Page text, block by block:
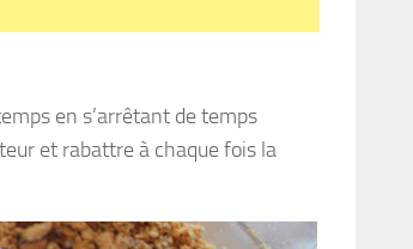
en s’arrêtant de temps
et rabattre à chaque fois la